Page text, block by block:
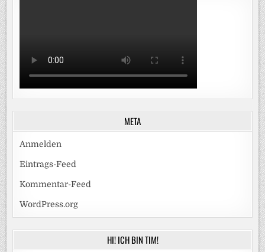
META
Anmelden
Eintrags-Feed
Kommentar-Feed
WordPress.org
HI! ICH BIN TIM!